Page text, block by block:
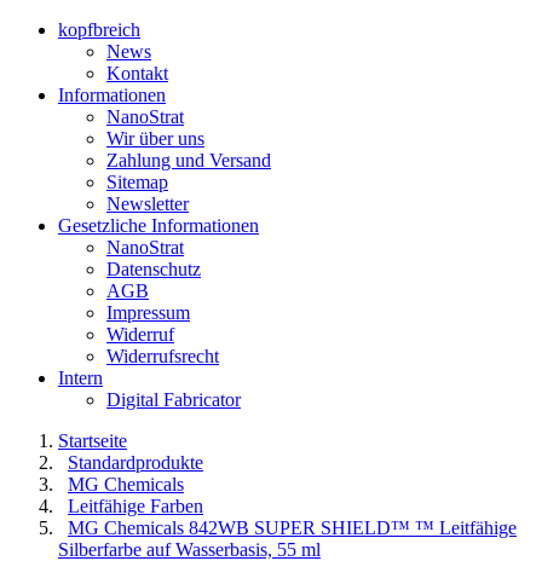
kopfbreich
News
Kontakt
Informationen
NanoStrat
Wir über uns
Zahlung und Versand
Sitemap
Newsletter
Gesetzliche Informationen
NanoStrat
Datenschutz
AGB
Impressum
Widerruf
Widerrufsrecht
Intern
Digital Fabricator
Startseite
Standardprodukte
MG Chemicals
Leitfähige Farben
MG Chemicals 842WB SUPER SHIELD™ ™ Leitfähige
Silberfarbe auf Wasserbasis, 55 ml